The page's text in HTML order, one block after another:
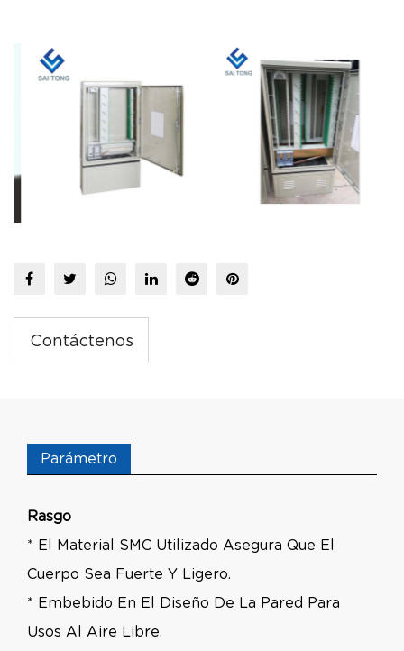
Contáctenos
Parámetro
Rasgo
* El Material SMC Utilizado Asegura Que El
Cuerpo Sea Fuerte Y Ligero.
* Embebido En El Diseño De La Pared Para
Usos Al Aire Libre.